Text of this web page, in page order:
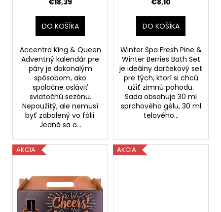
DO KOŠÍKA
Accentra King & Queen
Adventný kalendár pre
páry je dokonalým
spôsobom, ako
spoločne osláviť
sviatočnú sezónu.
Nepoužitý, ale nemusí
byť zabalený vo fólii.
Jedná sa o...
DO KOŠÍKA
Winter Spa Fresh Pine &
Winter Berries Bath Set
je ideálny darčekový set
pre tých, ktorí si chcú
užiť zimnú pohodu.
Sada obsahuje 30 ml
sprchového gélu, 30 ml
telového...
AKCIA AKCIA
SOLEIL
HYDRATAČNÉ
OCHRANNÉ
MLIEKO